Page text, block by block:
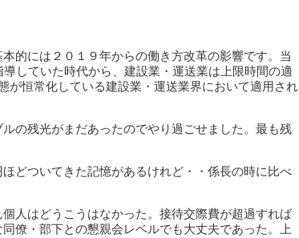
的には２０１９年からの働き方改革の影響です。当
していた時代から、建設業・運送業は上限時間の適
恒常化している建設業・運送業界において適用され
の残光がまだあったのでやり過ごせました。最も残
どついてきた記憶があるけれど・・係長の時に比べ
人はどうこうはなかった。接待交際費が超過すれば
僚・部下との懇親会レベルでも大丈夫であった。上